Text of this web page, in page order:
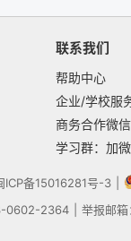
联系我们
帮助中心
企业/学校服
商务合作微
学习群：加
ICP备15016281号-3
0602-2364
举报邮